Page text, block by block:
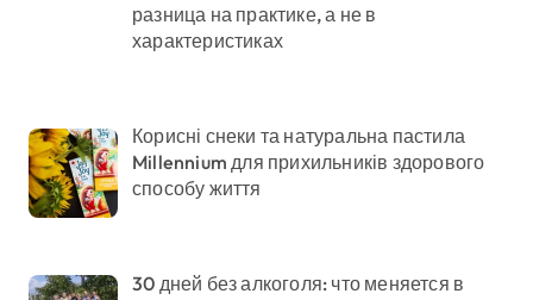
разница на практике, а не в
характеристиках
Корисні снеки та натуральна пастила
Millennium для прихильників здорового
способу життя
30 дней без алкоголя: что меняется в